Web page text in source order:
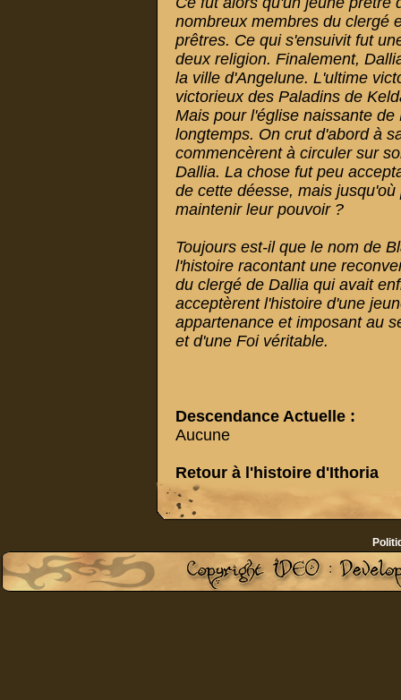
nombreux membres du clergé
prêtres. Ce qui s'ensuivit fut
deux religion. Finalement,
la ville d'Angelune. L'ultime
victorieux des Paladins de
Mais pour l'église naissante
longtemps. On crut d'abord à
commencèrent à circuler sur
Dallia. La chose fut peu
de cette déesse, mais
maintenir leur pouvoir ?
Toujours est-il que le nom de
l'histoire racontant une
du clergé de Dallia qui avait
acceptèrent l'histoire d'une
appartenance et imposant au
et d'une Foi véritable.
Descendance Actuelle :
Aucune
Retour à l'histoire d'Ithoria